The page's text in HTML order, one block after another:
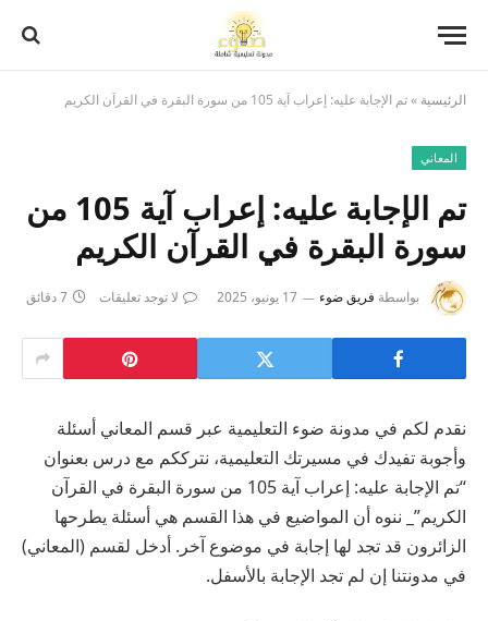
الرئيسية »تم الإجابة عليه: إعراب آية 105 من سورة البقرة في القرآن الكريم
المعاني
تم الإجابة عليه: إعراب آية 105 من
سورة البقرة في القرآن الكريم
بواسطة فريق ضوء 17 يونيو، 2025 لا توجد تعليقات 7 دقائق
نقدم لكم في مدونة ضوء التعليمية عبر قسم المعاني أسئلة
وأجوبة تفيدك في مسيرتك التعليمية، نترككم مع درس بعنوان
“تم الإجابة عليه: إعراب آية 105 من سورة البقرة في القرآن
الكريم”_ ننوه أن المواضيع في هذا القسم هي أسئلة يطرحها
الزائرون قد تجد لها إجابة في موضوع آخر. أدخل لقسم (المعاني)
في مدونتنا إن لم تجد الإجابة بالأسفل.